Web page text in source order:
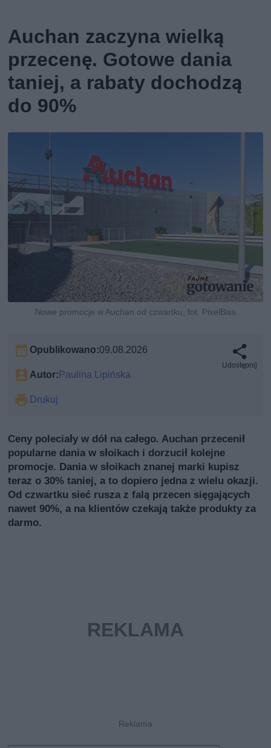
Auchan zaczyna wielką
przecenę. Gotowe dania
taniej, a rabaty dochodzą
do 90%
Nowe promocje w Auchan od czwartku, fot. PixelBiss
Opublikowano:09.08.2026
Autor: Paulina Lipińska
Drukuj
Udostępnij
Ceny poleciały w dół na całego. Auchan przecenił
popularne dania w słoikach i dorzucił kolejne
promocje. Dania w słoikach znanej marki kupisz
teraz o 30% taniej, a to dopiero jedna z wielu okazji.
Od czwartku sieć rusza z falą przecen sięgających
nawet 90%, a na klientów czekają także produkty za
darmo.